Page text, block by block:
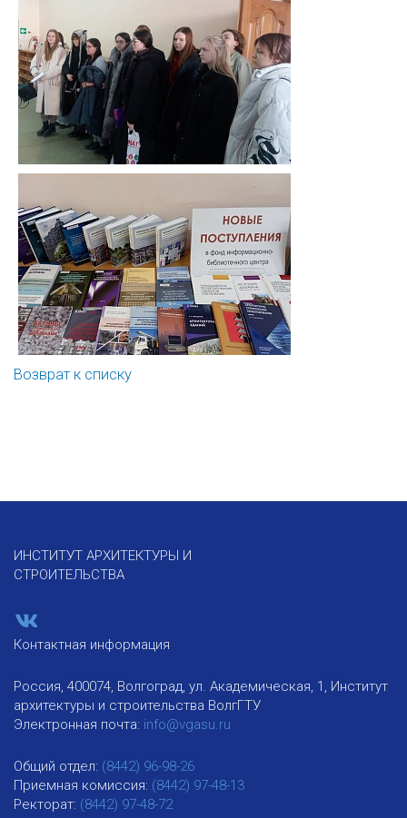
Возврат к списку
ИНСТИТУТ АРХИТЕКТУРЫ И
СТРОИТЕЛЬСТВА
Контактная информация
Россия, 400074, Волгоград, ул. Академическая, 1, Институт
архитектуры и строительства ВолгГТУ
Электронная почта: info@vgasu.ru
Общий отдел: (8442) 96-98-26
Приемная комиссия: (8442) 97-48-13
Ректорат: (8442) 97-48-72